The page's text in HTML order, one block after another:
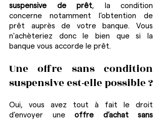
suspensive de prêt, la condition
concerne notamment l’obtention de
prêt auprès de votre banque. Vous
n'achèteriez donc le bien que si la
banque vous accorde le prêt.
Une offre sans condition
suspensive est-elle possible ?
Oui, vous avez tout à fait le droit
d’envoyer une offre d’achat sans